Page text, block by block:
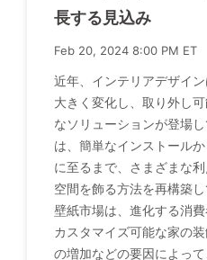
長する見込み
Feb 20, 2024 8:00 PM ET
近年、インテリアデザイ
大きく変化し、取り外し
なソリューションが登場
は、簡単なインストール
に至るまで、さまざまな
空間を飾る方法を再構築
壁紙市場は、進化する消費
カスタマイズ可能な家の
の増加などの要因によっ